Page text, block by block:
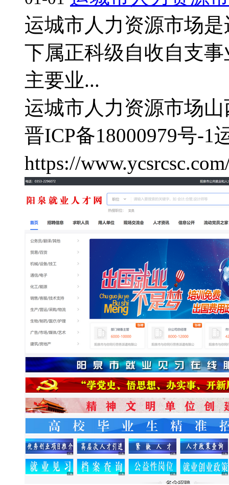
运城市人力资源市场
下属正科级自收自支
主要业...
运城市人力资源市场
晋ICP备18000979号-1
https://